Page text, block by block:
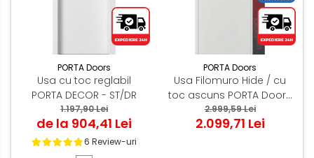
PORTA Doors
Usa cu toc reglabil
PORTA DECOR - ST/DR
1.197,90 Lei
de la 904,41 Lei
6 Review-uri
PORTA Doors
Usa Filomuro Hide / cu
toc ascuns PORTA Doors
Alb - miez PAL Tubular
2.999,59 Lei
2.099,71 Lei